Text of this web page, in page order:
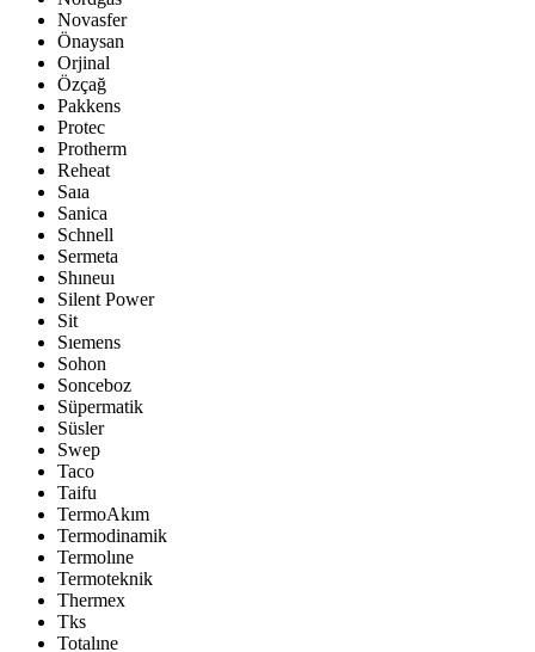
Novasfer
Önaysan
Orjinal
Özçağ
Pakkens
Protec
Protherm
Reheat
Saıa
Sanica
Schnell
Sermeta
Shıneuı
Silent Power
Sit
Sıemens
Sohon
Sonceboz
Süpermatik
Süsler
Swep
Taco
Taifu
TermoAkım
Termodinamik
Termolıne
Termoteknik
Thermex
Tks
Totalıne